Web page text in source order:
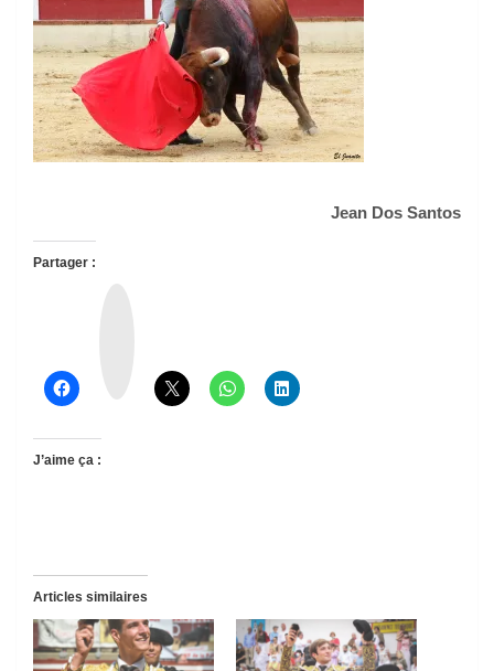
Jean Dos Santos
Partager :
J’aime ça :
Articles similaires